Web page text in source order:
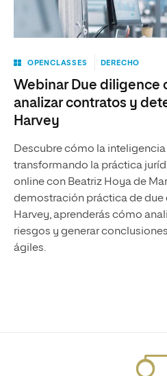
OPENCLASSES DERECHO
Webinar Due diligence
analizar contratos y
Harvey
Descubre cómo la
transformando la práctica
online con Beatriz Hoya de
demostración práctica de
Harvey, aprenderás cómo
riesgos y generar
ágiles.